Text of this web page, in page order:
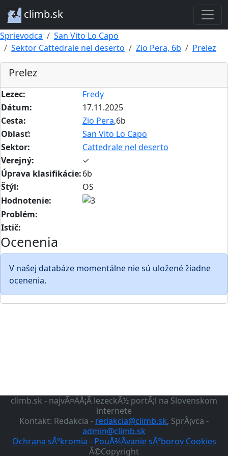
climb.sk
Sprievodca
San Vito Lo Capo
Sektor Cattedrale nel deserto
Zio Pera, 6b Prelez
Prelez
Lezec:
Fredy
Dátum:
17.11.2025
Cesta:
Zio Pera,6b
Oblasť:
San Vito Lo Capo
Sektor:
Cattedrale nel deserto
Verejný:
✓
Úprava klasifikácie:6b
Štýl:
OS
Hodnotenie:
Problém:
Istič:
Ocenenia
V našej databáze momentálne nie sú uložené žiadne
ocenenia.
climb.sk - najvÃ¤ÄÅ¡Ã­ lezeckÃ½ portÃ¡l na Slovenskom
internete
Kontakt: Redakcia - redakcia@climb.sk, SprÃ¡vca -
admin@climb.sk
Ochrana sÃºkromia - PouÅ¾Ã­vanie sÃºborov Cookies
Â©Copyright